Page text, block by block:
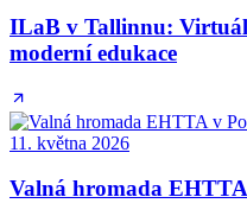
ILaB v Tallinnu:
moderní edukace
11. května 2026
Valná hromada